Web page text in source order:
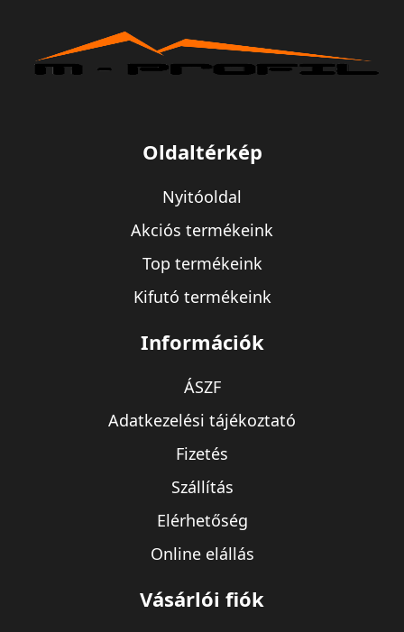
Oldaltérkép
Nyitóoldal
Akciós termékeink
Top termékeink
Kifutó termékeink
Információk
ÁSZF
Adatkezelési tájékoztató
Fizetés
Szállítás
Elérhetőség
Online elállás
Vásárlói fiók